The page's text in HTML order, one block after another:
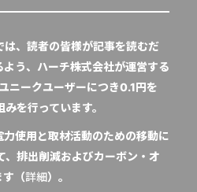
、読者の皆様が記事を読むだ
う、ハーチ株式会社が運営する
ニークユーザーにつき0.1円を
を行っています。
使用と取材活動のための移動に
排出削減およびカーボン・オ
す（詳細）。